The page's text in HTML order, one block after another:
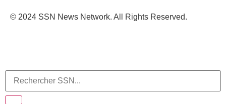
© 2024 SSN News Network. All Rights Reserved.